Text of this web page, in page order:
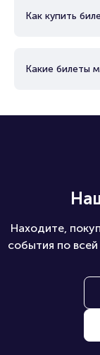
Как купить
Какие билеты
Находите,
события по